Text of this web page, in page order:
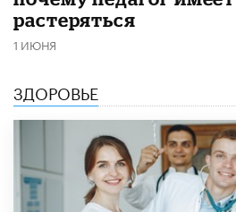
растеряться
1 ИЮНЯ
ЗДОРОВЬЕ